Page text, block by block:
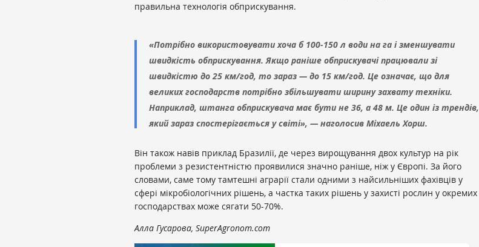
правильна технологія обприскування.
«Потрібно використовувати хоча б 100-150 л води на га і зменшувати
швидкість обприскування. Якщо раніше обприскувачі працювали зі
швидкістю до 25 км/год, то зараз — до 15 км/год. Це означає, що для
великих господарств потрібно збільшувати ширину захвату техніки.
Наприклад, штанга обприскувача має бути не 36, а 48 м. Це один із трендів,
який зараз спостерігається у світі», — наголосив Міхаель Хорш.
Він також навів приклад Бразилії, де через вирощування двох культур на рік
проблеми з резистентністю проявилися значно раніше, ніж у Європі. За його
словами, саме тому тамтешні аграрії стали одними з найсильніших фахівців у
сфері мікробіологічних рішень, а частка таких рішень у захисті рослин у окремих
господарствах може сягати 50-70%.
Алла Гусарова, SuperAgronom.com